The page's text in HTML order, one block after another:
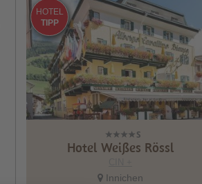
HOTEL
TIPP
Hotel Weißes Rössl
Innichen